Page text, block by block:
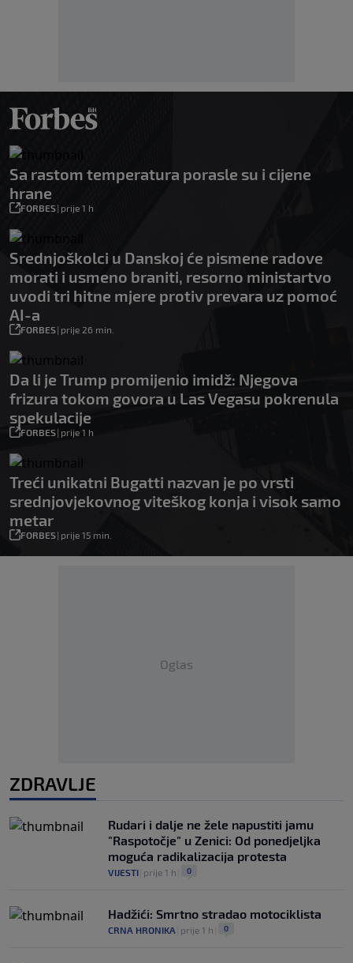
Sa rastom temperatura porasle su i cijene
hrane
FORBES| prije 1 h
Srednjoškolci u Danskoj će pismene radove
morati i usmeno braniti, resorno ministartvo
uvodi tri hitne mjere protiv prevara uz pomoć
AI-a
FORBES| prije 26 min.
Da li je Trump promijenio imidž: Njegova
frizura tokom govora u Las Vegasu pokrenula
spekulacije
FORBES| prije 1 h
Treći unikatni Bugatti nazvan je po vrsti
srednjovjekovnog viteškog konja i visok samo
metar
FORBES| prije 15 min.
Oglas
ZDRAVLJE
Rudari i dalje ne žele napustiti jamu
"Raspotočje" u Zenici: Od ponedjeljka
moguća radikalizacija protesta
VIJESTI prije 1 h 0
Hadžići: Smrtno stradao motociklista
CRNA HRONIKA prije 1 h 0